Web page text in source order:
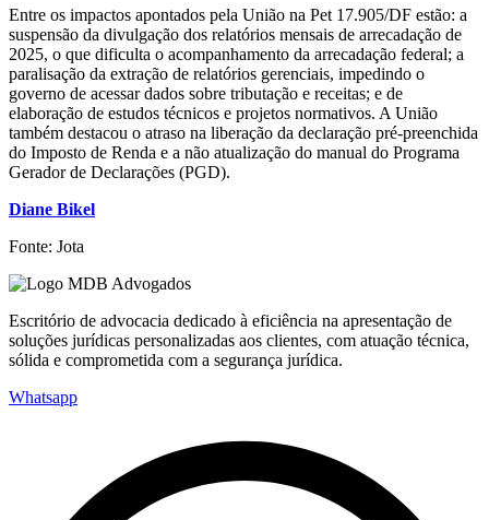
Entre os impactos apontados pela União na Pet 17.905/DF estão: a
suspensão da divulgação dos relatórios mensais de arrecadação de
2025, o que dificulta o acompanhamento da arrecadação federal; a
paralisação da extração de relatórios gerenciais, impedindo o
governo de acessar dados sobre tributação e receitas; e de
elaboração de estudos técnicos e projetos normativos. A União
também destacou o atraso na liberação da declaração pré-preenchida
do Imposto de Renda e a não atualização do manual do Programa
Gerador de Declarações (PGD).
Diane Bikel
Fonte: Jota
Escritório de advocacia dedicado à eficiência na apresentação de
soluções jurídicas personalizadas aos clientes, com atuação técnica,
sólida e comprometida com a segurança jurídica.
Whatsapp